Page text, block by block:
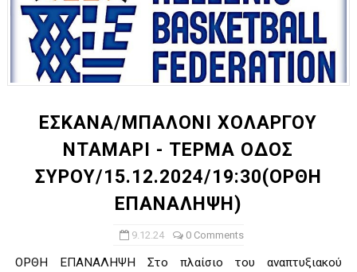
ΕΣΚΑΝΑ/ΜΠΑΛΟΝΙ ΧΟΛΑΡΓΟΥ
ΝΤΑΜΑΡΙ - ΤΕΡΜΑ ΟΔΟΣ
ΣΥΡΟΥ/15.12.2024/19:30(ΟΡΘΗ
ΕΠΑΝΑΛΗΨΗ)
9.12.24 0 Comments
ΟΡΘΗ ΕΠΑΝΑΛΗΨΗ Στο πλαίσιο του αναπτυξιακού